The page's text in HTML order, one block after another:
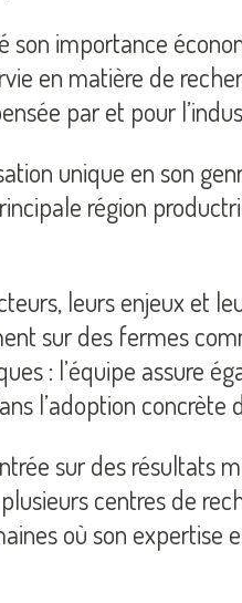
son importance
en matière de
par et pour
unique en son
région
leurs enjeux et
sur des fermes
: l’équipe assure
l’adoption
sur des résultats
centres de
où son